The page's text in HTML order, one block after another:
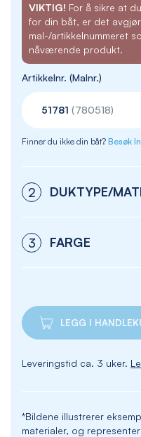
VIKTIG! For å sikre at
for din båt, er det
mal-/artikkelnummeret
nåværende produkt.
Artikkelnr. (Malnr.)
Finner du ikke din båt? Besøk
51781 (780518)
2 DUKTYPE/
3 FARGE
LEGG I
Leveringstid ca. 3 uker.
*Bildene illustrerer
materialer, og